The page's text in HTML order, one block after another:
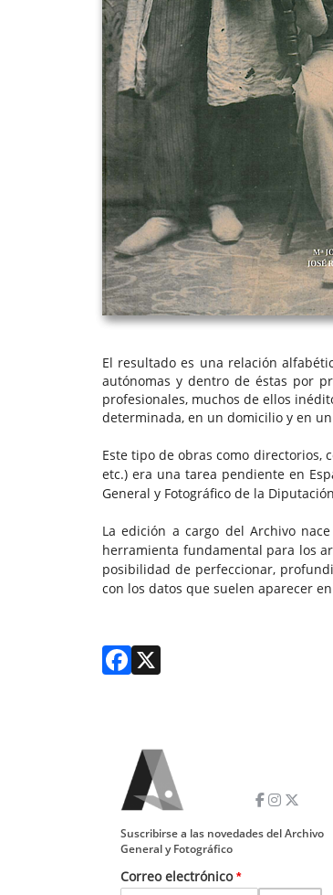
El resultado es una relación
autónomas y dentro de éstas por
profesionales, muchos de ellos
determinada, en un domicilio y en
Este tipo de obras como directorios,
etc.) era una tarea pendiente en
General y Fotográfico de la
La edición a cargo del Archivo
herramienta fundamental para los
posibilidad de perfeccionar,
con los datos que suelen aparecer
Facebook
Correo electrónico
Suscribirse a las novedades del Archivo
General y Fotográfico